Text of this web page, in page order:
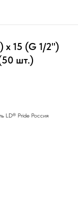
х 15 (G 1/2")
шт.)
LD® Pride Россия